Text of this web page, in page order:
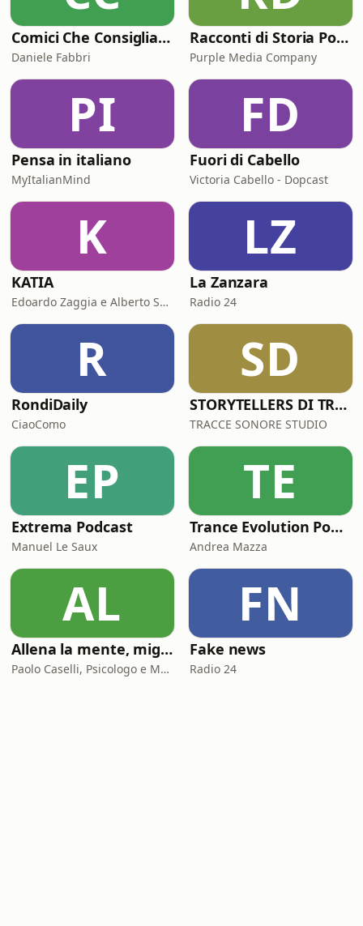
Comici Che Consigliano Cose
Daniele Fabbri
Racconti di Storia Podcast
Purple Media Company
PI
Pensa in italiano
MyItalianMind
FD
Fuori di Cabello
Victoria Cabello - Dopcast
K
KATIA
Edoardo Zaggia e Alberto Sacco
LZ
La Zanzara
Radio 24
R
RondiDaily
CiaoComo
SD
STORYTELLERS DI TRACCESONORE STUDIO
TRACCE SONORE STUDIO
EP
Extrema Podcast
Manuel Le Saux
TE
Trance Evolution Podcast
Andrea Mazza
AL
Allena la mente, migliora la tua vita. Psicologia, mental training e crescita personale
Paolo Caselli, Psicologo e Mental Trainer
FN
Fake news
Radio 24